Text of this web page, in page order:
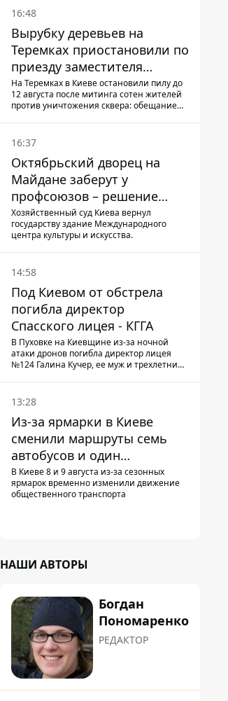
16:48
Вырубку деревьев на
Теремках приостановили по
приезду заместителя
Кличко - начался диалог
На Теремках в Киеве остановили пилу до
12 августа после митинга сотен жителей
против уничтожения сквера: обещание
прибывший наладить коммуникацию
16:37
Октябрьский дворец на
Майдане заберут у
профсоюзов – решение
Хозяйственного суда
Хозяйственный суд Киева вернул
государству здание Международного
центра культуры и искусства.
14:58
Под Киевом от обстрела
погибла директор
Спасского лицея - КГГА
В Пуховке на Киевщине из-за ночной
атаки дронов погибла директор лицея
№124 Галина Кучер, ее муж и трехлетний
13:28
Из-за ярмарки в Киеве
сменили маршруты семь
автобусов и один
троллейбус
В Киеве 8 и 9 августа из-за сезонных
ярмарок временно изменили движение
общественного транспорта
НАШИ АВТОРЫ
Богдан
Пономаренко
РЕДАКТОР